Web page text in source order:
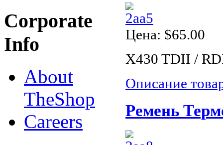
Цена: $65.00
X430 TDII /
Описание
Ремень
Corporate
Info
About
TheShop
Careers